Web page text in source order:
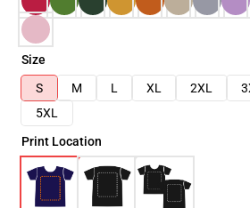
Size
S
M L XL 2XL
5XL
Print Location